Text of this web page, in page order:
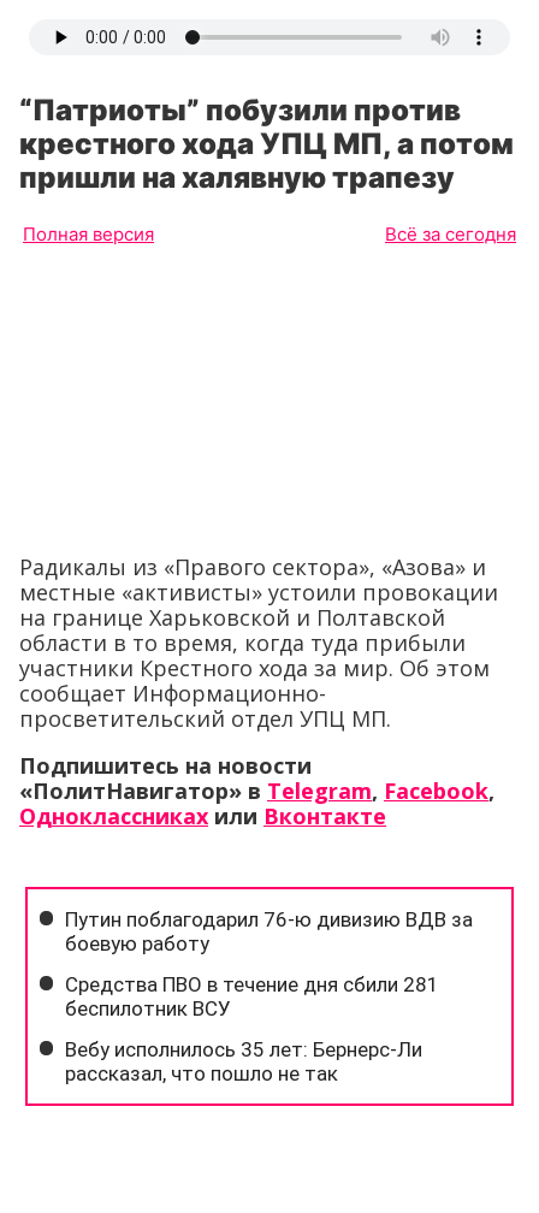
“Патриоты” побузили против
крестного хода УПЦ МП, а потом
пришли на халявную трапезу
Полная версия Всё за сегодня
Радикалы из «Правого сектора», «Азова» и
местные «активисты» устоили провокации
на границе Харьковской и Полтавской
области в то время, когда туда прибыли
участники Крестного хода за мир. Об этом
сообщает Информационно-
просветительский отдел УПЦ МП.
Подпишитесь на новости
«ПолитНавигатор» в Telegram, Facebook,
Одноклассниках или Вконтакте